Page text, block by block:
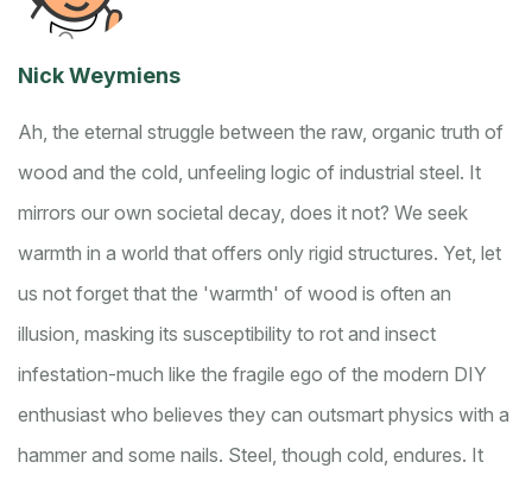
Nick Weymiens
Ah, the eternal struggle between the raw, organic truth of
wood and the cold, unfeeling logic of industrial steel. It
mirrors our own societal decay, does it not? We seek
warmth in a world that offers only rigid structures. Yet, let
us not forget that the 'warmth' of wood is often an
illusion, masking its susceptibility to rot and insect
infestation-much like the fragile ego of the modern DIY
enthusiast who believes they can outsmart physics with a
hammer and some nails. Steel, though cold, endures. It